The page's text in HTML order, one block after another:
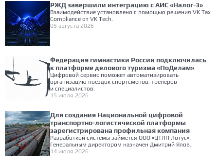
РЖД завершили интеграцию с АИС «Налог-3»
Взаимодействие установлено с помощью решения VK Tax
Compliance от VK Tech.
05 августа 2026
Федерация гимнастики России подключилась
к платформе делового туризма «ПоДелам»
Цифровой сервис поможет автоматизировать
организацию поездок спортсменов, тренеров
и специалистов.
15 июля 2026
Для создания Национальной цифровой
транспортно-логистической платформы
зарегистрирована профильная компания
Разработкой системы займется ООО «ЦТЛП Лотус».
Генеральным директором назначен Дмитрий Ялов.
14 июля 2026